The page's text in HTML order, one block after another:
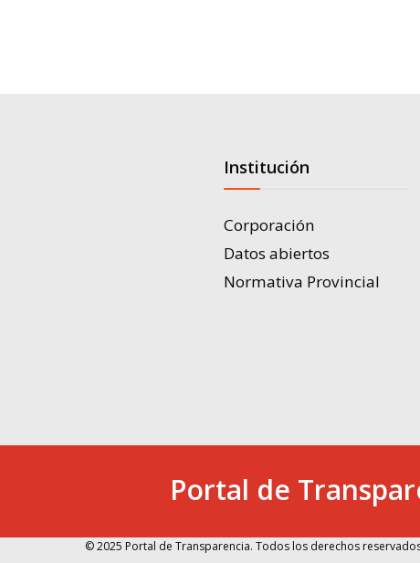
Institución
Corporación
Datos abiertos
Normativa Provincial
Portal de
© 2025 Portal de Transparencia. Todos los derechos